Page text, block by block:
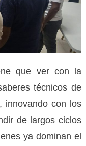
que ver con la
técnicos de
innovando con los
de largos ciclos
ya dominan el